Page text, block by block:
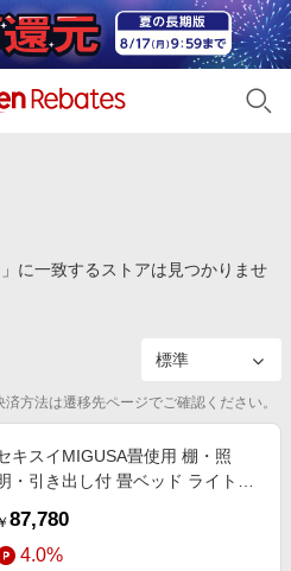
に一致するストアは見つかりませ
方法は遷移先ページでご確認ください。
キスイMIGUSA畳使用 棚・照
・引き出し付 畳ベッド ライトブ
ズ]
￥ 87,780
4.0%